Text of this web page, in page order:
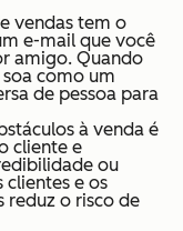
vendas tem o
e-mail que você
amigo. Quando
como um
de pessoa para
à venda é
cliente e
ou
clientes e os
reduz o risco de